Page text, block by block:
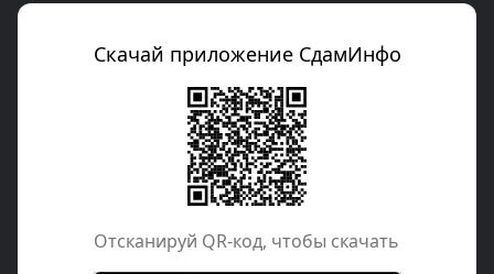
Скачай приложение СдамИнфо
Отcканируй QR-код, чтобы скачать